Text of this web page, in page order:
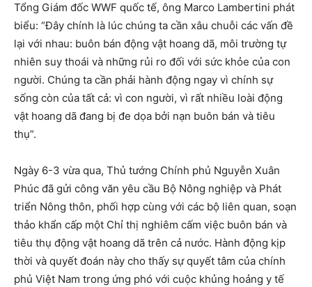
Tổng Giám đốc WWF quốc tế, ông Marco Lambertini phát
biểu: “Đây chính là lúc chúng ta cần xâu chuỗi các vấn đề
lại với nhau: buôn bán động vật hoang dã, môi trường tự
nhiên suy thoái và những rủi ro đối với sức khỏe của con
người. Chúng ta cần phải hành động ngay vì chính sự
sống còn của tất cả: vì con người, vì rất nhiều loài động
vật hoang dã đang bị đe dọa bởi nạn buôn bán và tiêu
thụ”.
Ngày 6-3 vừa qua, Thủ tướng Chính phủ Nguyễn Xuân
Phúc đã gửi công văn yêu cầu Bộ Nông nghiệp và Phát
triển Nông thôn, phối hợp cùng với các bộ liên quan, soạn
thảo khẩn cấp một Chỉ thị nghiêm cấm việc buôn bán và
tiêu thụ động vật hoang dã trên cả nước. Hành động kịp
thời và quyết đoán này cho thấy sự quyết tâm của chính
phủ Việt Nam trong ứng phó với cuộc khủng hoảng y tế